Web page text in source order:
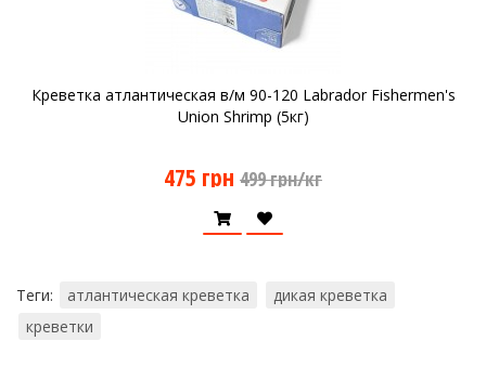
Креветка атлантическая в/м 90-120 Labrador Fishermen's
Union Shrimp (5кг)
475 грн 499 грн/кг
Теги: атлантическая креветка
дикая креветка
креветки